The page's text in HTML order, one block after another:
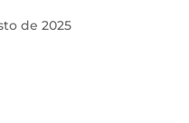
de 2025